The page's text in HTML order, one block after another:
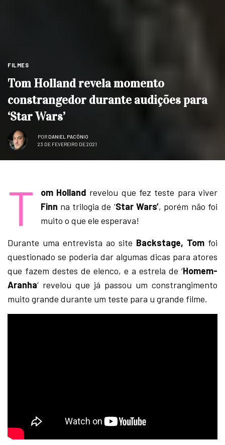
FILMES
Tom Holland revela momento
constrangedor durante audições para
‘Star Wars’
POR DANIEL PACÔNIO
23 DE FEVEREIRO DE 2021
T om Holland revelou que fez teste para viver
Finn na trilogia de ‘Star Wars’, porém não foi
muito o que ele esperava!
Durante uma entrevista ao site Backstage, Tomfoi
questionado se poderia dar algumas dicas para atores
que fazem destes de elenco, e a estrela de ‘Homem-
Aranha‘ revelou que já passou um constrangimento
muito grande durante um teste para u grande filme.